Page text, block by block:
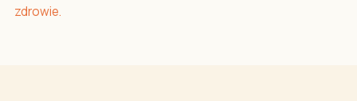
zdrowie.